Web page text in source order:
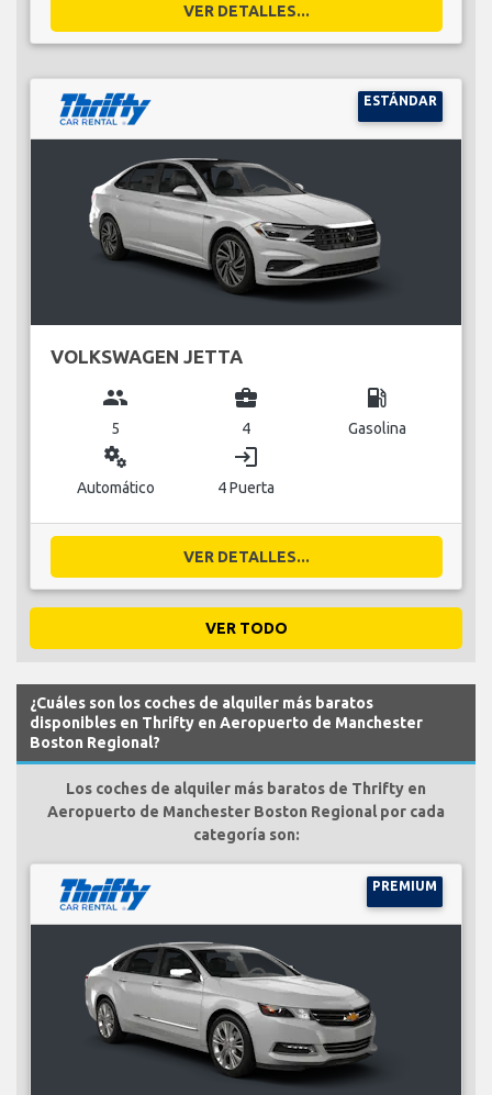
VER DETALLES...
ESTÁNDAR
VOLKSWAGEN JETTA
group
5
business_center
4
local_gas_station
Gasolina
miscellaneous_services
Automático
login
4 Puerta
VER DETALLES...
VER TODO
¿Cuáles son los coches de alquiler más baratos
disponibles en Thrifty en Aeropuerto de Manchester
Boston Regional?
Los coches de alquiler más baratos de Thrifty en
Aeropuerto de Manchester Boston Regional por cada
categoría son:
PREMIUM